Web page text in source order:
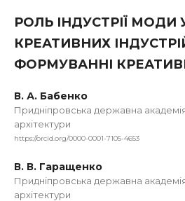
РОЛЬ ІНДУСТРІЇ МОДИ
КРЕАТИВНИХ
ФОРМУВАННІ
В. А. Бабенко
Придніпровська державна
архітектури
https://orcid.org/0000-0001-7105-4653
В. В. Гаращенко
Придніпровська державна
архітектури